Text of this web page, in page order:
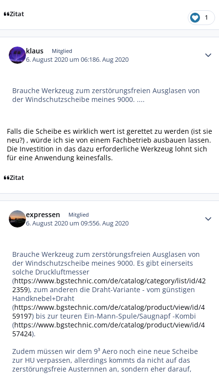
Zitat 1
klaus Mitglied
6. August 2020 um 06:186. Aug 2020
Brauche Werkzeug zum zerstörungsfreien Ausglasen von
der Windschutzscheibe meines 9000. ....
Falls die Scheibe es wirklich wert ist gerettet zu werden (ist sie
neu?) , würde ich sie von einem Fachbetrieb ausbauen lassen.
Die Investition in das dazu erforderliche Werkzeug lohnt sich
für eine Anwendung keinesfalls.
Zitat
expressen Mitglied
6. August 2020 um 09:556. Aug 2020
Brauche Werkzeug zum zerstörungsfreien Ausglasen von
der Windschutzscheibe meines 9000. Es gibt einerseits
solche Druckluftmesser
(https://www.bgstechnic.com/de/catalog/category/list/id/42
2359), zum anderen die Draht-Variante - vom günstigen
Handknebel+Draht
(https://www.bgstechnic.com/de/catalog/product/view/id/4
59197) bis zur teuren Ein-Mann-Spule/Saugnapf -Kombi
(https://www.bgstechnic.com/de/catalog/product/view/id/4
57424).
Zudem müssen wir dem 9³ Aero noch eine neue Scheibe
zur HU verpassen, allerdings kommts da nicht auf das
zerstörungsfreie Austernnen an, sondern eher darauf,